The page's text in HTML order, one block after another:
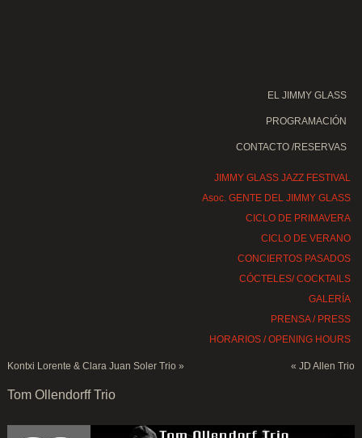
EL JIMMY GLASS
PROGRAMACIÓN
CONTACTO /RESERVAS
JIMMY GLASS JAZZ FESTIVAL
Asoc. GENTE DEL JIMMY GLASS
CICLO DE PRIMAVERA
CICLO DE VERANO
CONCIERTOS PASADOS
CÓCTELES/ COCKTAILS
GALERÍA
PRENSA / PRESS
HORARIOS / OPENING HOURS
Kontxi Lorente & Clara Juan Soler Trio » « JD Allen Trio
Tom Ollendorff Trio